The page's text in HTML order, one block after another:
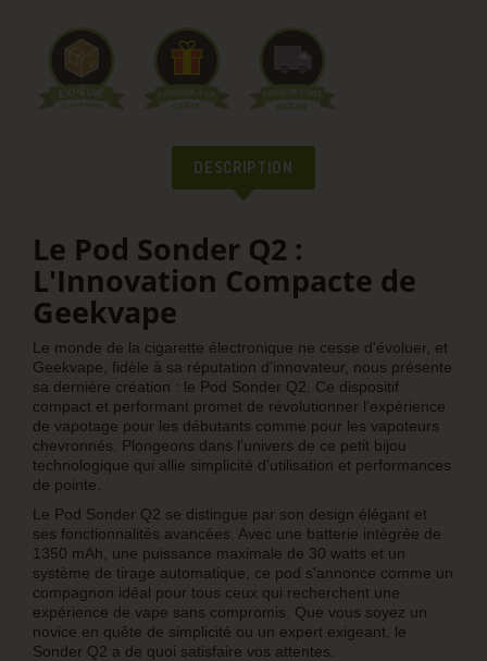
DESCRIPTION
Le Pod Sonder Q2 :
L'Innovation Compacte de
Geekvape
Le monde de la cigarette électronique ne cesse d'évoluer, et
Geekvape, fidèle à sa réputation d'innovateur, nous présente
sa dernière création : le Pod Sonder Q2. Ce dispositif
compact et performant promet de révolutionner l'expérience
de vapotage pour les débutants comme pour les vapoteurs
chevronnés. Plongeons dans l'univers de ce petit bijou
technologique qui allie simplicité d'utilisation et performances
de pointe.
Le Pod Sonder Q2 se distingue par son design élégant et
ses fonctionnalités avancées. Avec une batterie intégrée de
1350 mAh, une puissance maximale de 30 watts et un
système de tirage automatique, ce pod s'annonce comme un
compagnon idéal pour tous ceux qui recherchent une
expérience de vape sans compromis. Que vous soyez un
novice en quête de simplicité ou un expert exigeant, le
Sonder Q2 a de quoi satisfaire vos attentes.